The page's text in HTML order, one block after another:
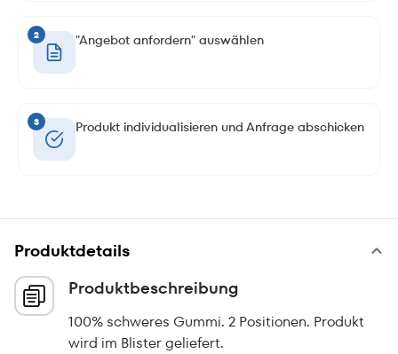
2 "Angebot anfordern" auswählen
3 Produkt individualisieren und Anfrage abschicken
Produktdetails
Produktbeschreibung
100% schweres Gummi. 2 Positionen. Produkt
wird im Blister geliefert.